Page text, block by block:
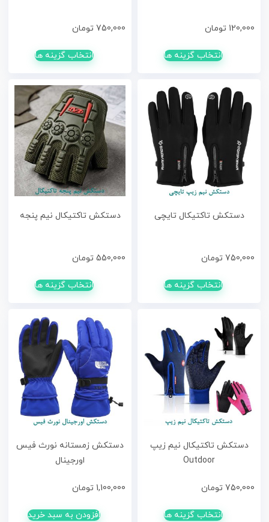
120,000 تومان
انتخاب گزینه ها
750,000 تومان
انتخاب گزینه ها
دستکش تاکتیکال تایچی
750,000 تومان
انتخاب گزینه ها
دستکش تاکتیکال نیم پنجه
550,000 تومان
انتخاب گزینه ها
دستکش تاکتیکال نیم زیپ
Outdoor
750,000 تومان
انتخاب گزینه ها
دستکش زمستانه نورث فیس
اورجینال
1,100,000 تومان
افزودن به سبد خرید